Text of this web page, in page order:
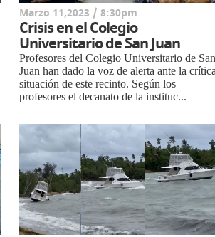
Marzo 11,2023 / 8:30pm
Crisis en el Colegio
Universitario de San Juan
Profesores del Colegio Universitario de
Juan han dado la voz de alerta ante la
situación de este recinto. Según los
profesores el decanato de la instituc...